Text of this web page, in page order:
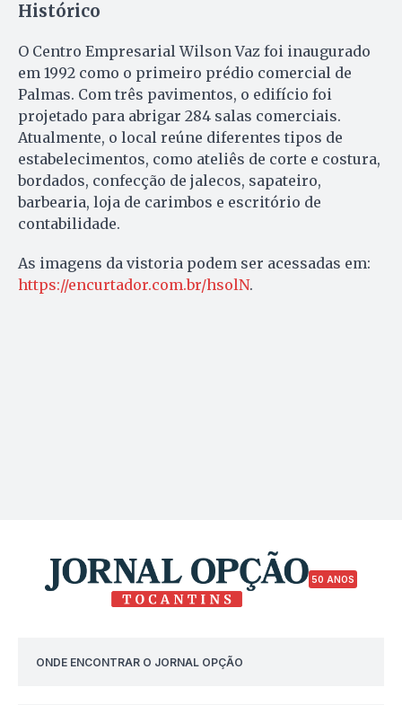
Histórico
O Centro Empresarial Wilson Vaz foi inaugurado
em 1992 como o primeiro prédio comercial de
Palmas. Com três pavimentos, o edifício foi
projetado para abrigar 284 salas comerciais.
Atualmente, o local reúne diferentes tipos de
estabelecimentos, como ateliês de corte e costura,
bordados, confecção de jalecos, sapateiro,
barbearia, loja de carimbos e escritório de
contabilidade.
As imagens da vistoria podem ser acessadas em:
https://encurtador.com.br/hsolN.
50 ANOS
ONDE ENCONTRAR O JORNAL OPÇÃO